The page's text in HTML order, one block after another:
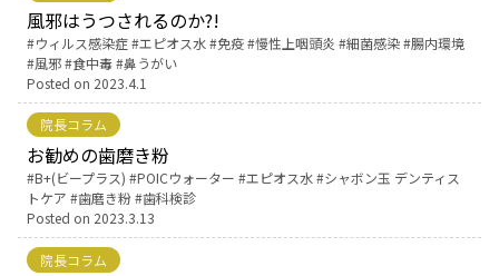
風邪はうつされるのか?!
Tags:
ウィルス感染症 エピオス水 免疫 慢性上咽頭炎 細菌感染 腸内環境
風邪 食中毒 鼻うがい
Posted on 2023.4.1
院長コラム
お勧めの歯磨き粉
Tags:
B+(ビープラス) POICウォーター エピオス水
シャボン玉 デンティス
トケア
歯磨き粉 歯科検診
Posted on 2023.3.13
院長コラム
親と子の結びつき支援